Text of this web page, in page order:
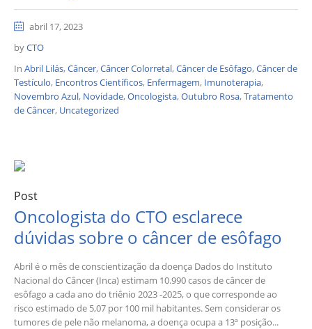
abril 17, 2023
byCTO
In Abril Lilás,Câncer,Câncer Colorretal,Câncer de Esôfago,Câncer de
Testículo, Encontros Científicos, Enfermagem, Imunoterapia,
Novembro Azul, Novidade,Oncologista,Outubro Rosa,Tratamento
de Câncer, Uncategorized
Post
Oncologista do CTO esclarece
dúvidas sobre o câncer de esôfago
Abril é o mês de conscientização da doença Dados do Instituto
Nacional do Câncer (Inca) estimam 10.990 casos de câncer de
esôfago a cada ano do triênio 2023 -2025, o que corresponde ao
risco estimado de 5,07 por 100 mil habitantes. Sem considerar os
tumores de pele não melanoma, a doença ocupa a 13ª posição...